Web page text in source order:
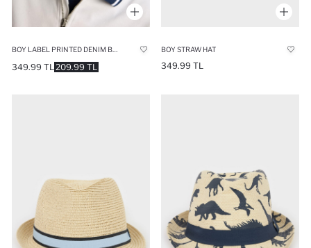
209.99 TL
349.99 TL
BOY STRAW HAT
349.99 TL